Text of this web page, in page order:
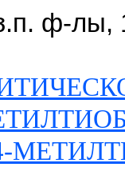
ф-лы,